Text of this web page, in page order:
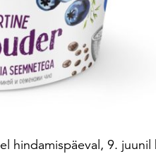
hindamispäeval, 9. juunil